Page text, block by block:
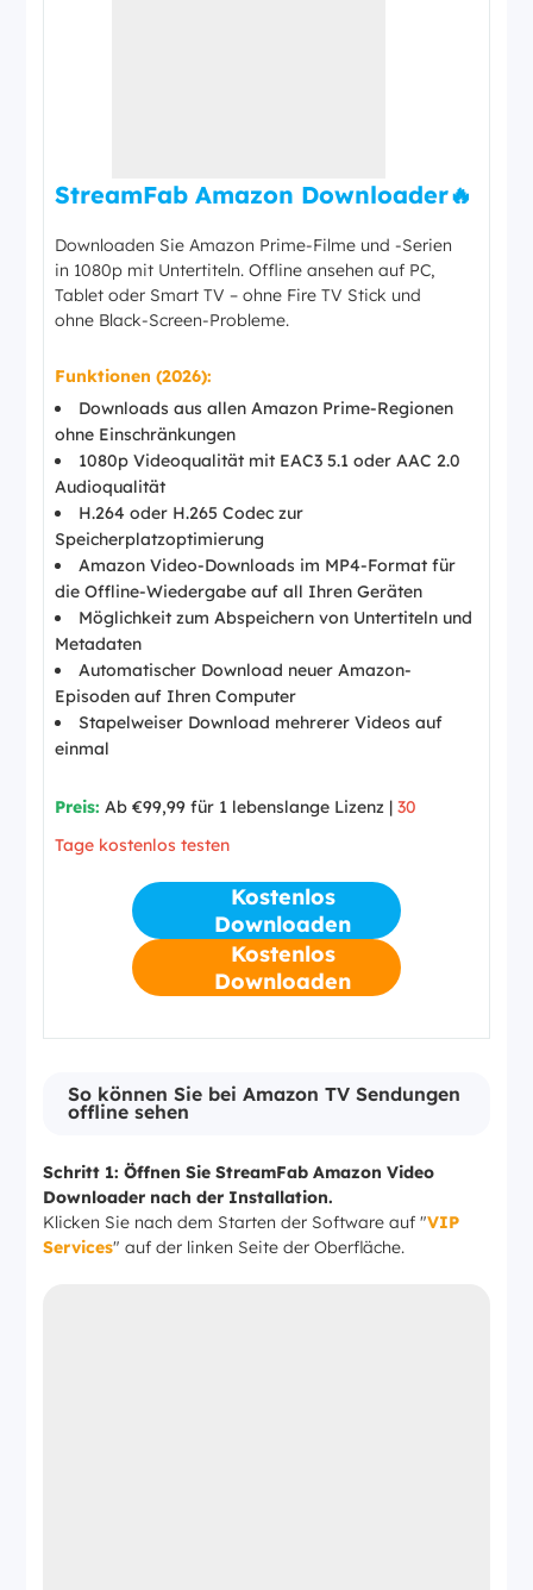
StreamFab Amazon Downloader🔥
Downloaden Sie Amazon Prime-Filme und -Serien
in 1080p mit Untertiteln. Offline ansehen auf PC,
Tablet oder Smart TV – ohne Fire TV Stick und
ohne Black-Screen-Probleme.
Funktionen (2026):
Downloads aus allen Amazon Prime-Regionen
ohne Einschränkungen
1080p Videoqualität mit EAC3 5.1 oder AAC 2.0
Audioqualität
H.264 oder H.265 Codec zur
Speicherplatzoptimierung
Amazon Video-Downloads im MP4-Format für
die Offline-Wiedergabe auf all Ihren Geräten
Möglichkeit zum Abspeichern von Untertiteln und
Metadaten
Automatischer Download neuer Amazon-
Episoden auf Ihren Computer
Stapelweiser Download mehrerer Videos auf
einmal
Preis: Ab €99,99 für 1 lebenslange Lizenz |30
Tage kostenlos testen
Kostenlos
Downloaden
Kostenlos
Downloaden
So können Sie bei Amazon TV Sendungen
offline sehen
Schritt 1:Öffnen Sie StreamFab Amazon Video
Downloader nach der Installation.
Klicken Sie nach dem Starten der Software auf "VIP
Services" auf der linken Seite der Oberfläche.